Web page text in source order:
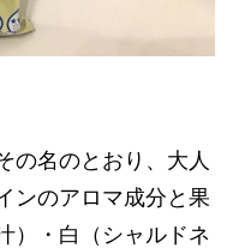
の名のとおり、大人
ンのアロマ成分と果
）・白（シャルドネ